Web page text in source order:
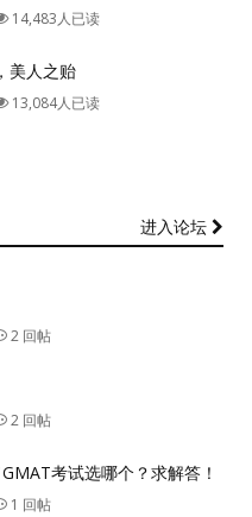
14,483人已读
美人之贻
13,084人已读
进入论坛
2 回帖
2 回帖
考试选哪个？求解答！
1 回帖